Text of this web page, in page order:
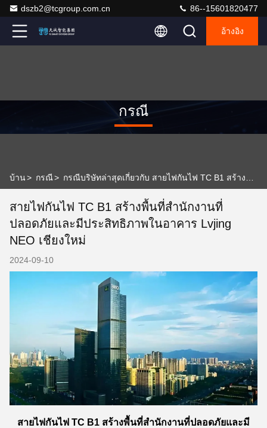
dszb2@tcgroup.com.cn 86--15601820477
อ้างอิง
กรณี
บ้าน> กรณี>
สายไฟกันไฟ TC B1 สร้างพื้นที่สํานักงานที่
ปลอดภัยและมีประสิทธิภาพในอาคาร Lvjing
NEO เชียงใหม่
2024-09-10
สายไฟกันไฟ TC B1 สร้างพื้นที่สํานักงานที่ปลอดภัยและมี